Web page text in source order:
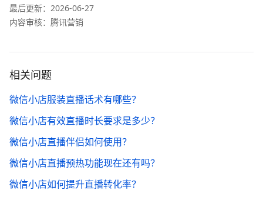
最后更新： 2026-06-27
内容审核：腾讯营销
相关问题
微信小店服装直播话术有哪些？
微信小店有效直播时长要求是多少？
微信小店直播伴侣如何使用？
微信小店直播预热功能现在还有吗？
微信小店如何提升直播转化率？